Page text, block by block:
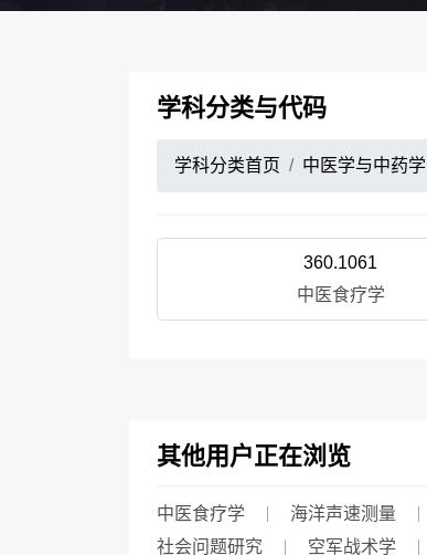
学科分类与代码
学科分类首页 中医学与中药学
360.1061
中医食疗学
其他用户正在浏览
中医食疗学 海洋声速测量
社会问题研究
空军战术学